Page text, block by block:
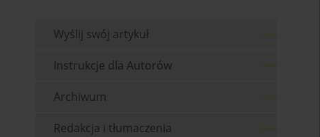
Wyślij swój artykuł
Instrukcje dla Autorów
Archiwum
Redakcja i tłumaczenia